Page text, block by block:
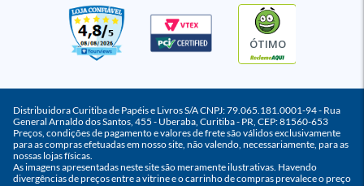
ÓTIMO
Distribuidora Curitiba de Papéis e Livros S/A CNPJ: 79.065.181.0001-94 - Rua
General Arnaldo dos Santos, 455 - Uberaba, Curitiba - PR, CEP: 81560-653
Preços, condições de pagamento e valores de frete são válidos exclusivamente
para as compras efetuadas em nosso site, não valendo, necessariamente, para as
nossas lojas físicas.
As imagens apresentadas neste site são meramente ilustrativas. Havendo
divergências de preços entre a vitrine e o carrinho de compras prevalece o preço